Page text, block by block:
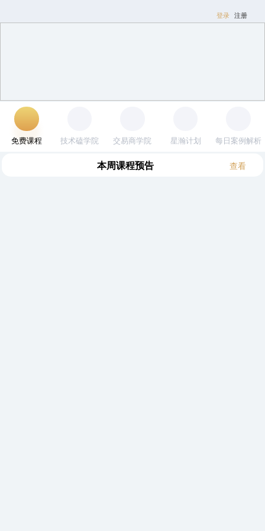
登录 注册
免费课程 技术磕学院 交易商学院 星瀚计划 每日案例解析
本周课程预告 查看